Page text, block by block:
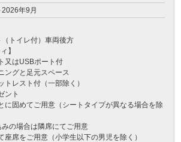
年9月
トイレ付）車両後方
】
又はUSBポート付
ングと足元スペース
レスト付（一部除く）
ント
固めてご用意（シートタイプが異なる場合を除
の場合は隣席にてご用意
席をご用意（小学生以下の男児を除く）